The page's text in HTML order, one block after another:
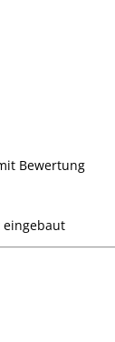
Bewertung
eingebaut